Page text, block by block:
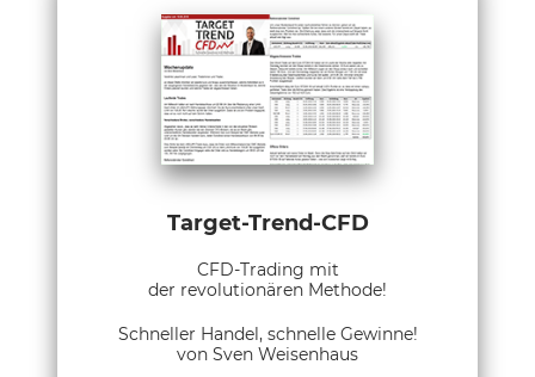
Target-Trend-CFD
CFD-Trading mit
der revolutionären Methode!
Schneller Handel, schnelle Gewinne!
von Sven Weisenhaus